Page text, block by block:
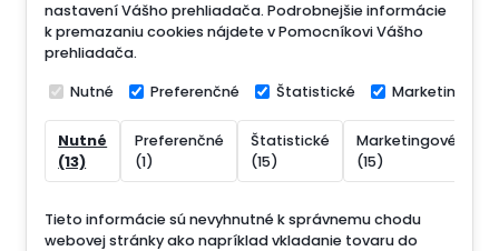
nastavení Vášho prehliadača. Podrobnejšie informácie
k premazaniu cookies nájdete v Pomocníkovi Vášho
prehliadača.
Nutné Preferenčné Štatistické Marketingové
Nutné
(13)
Preferenčné
(1)
Štatistické
(15)
Marketingové
(15)
Tieto informácie sú nevyhnutné k správnemu chodu
webovej stránky ako napríklad vkladanie tovaru do